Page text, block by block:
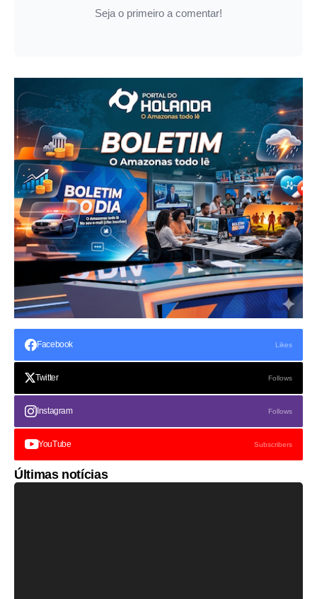
Seja o primeiro a comentar!
Facebook Likes
Twitter Follows
Instagram Follows
YouTube Subscribers
Últimas notícias